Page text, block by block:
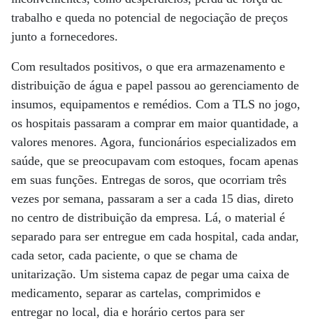
trabalho e queda no potencial de negociação de preços
junto a fornecedores.
Com resultados positivos, o que era armazenamento e
distribuição de água e papel passou ao gerenciamento de
insumos, equipamentos e remédios. Com a TLS no jogo,
os hospitais passaram a comprar em maior quantidade, a
valores menores. Agora, funcionários especializados em
saúde, que se preocupavam com estoques, focam apenas
em suas funções. Entregas de soros, que ocorriam três
vezes por semana, passaram a ser a cada 15 dias, direto
no centro de distribuição da empresa. Lá, o material é
separado para ser entregue em cada hospital, cada andar,
cada setor, cada paciente, o que se chama de
unitarização. Um sistema capaz de pegar uma caixa de
medicamento, separar as cartelas, comprimidos e
entregar no local, dia e horário certos para ser